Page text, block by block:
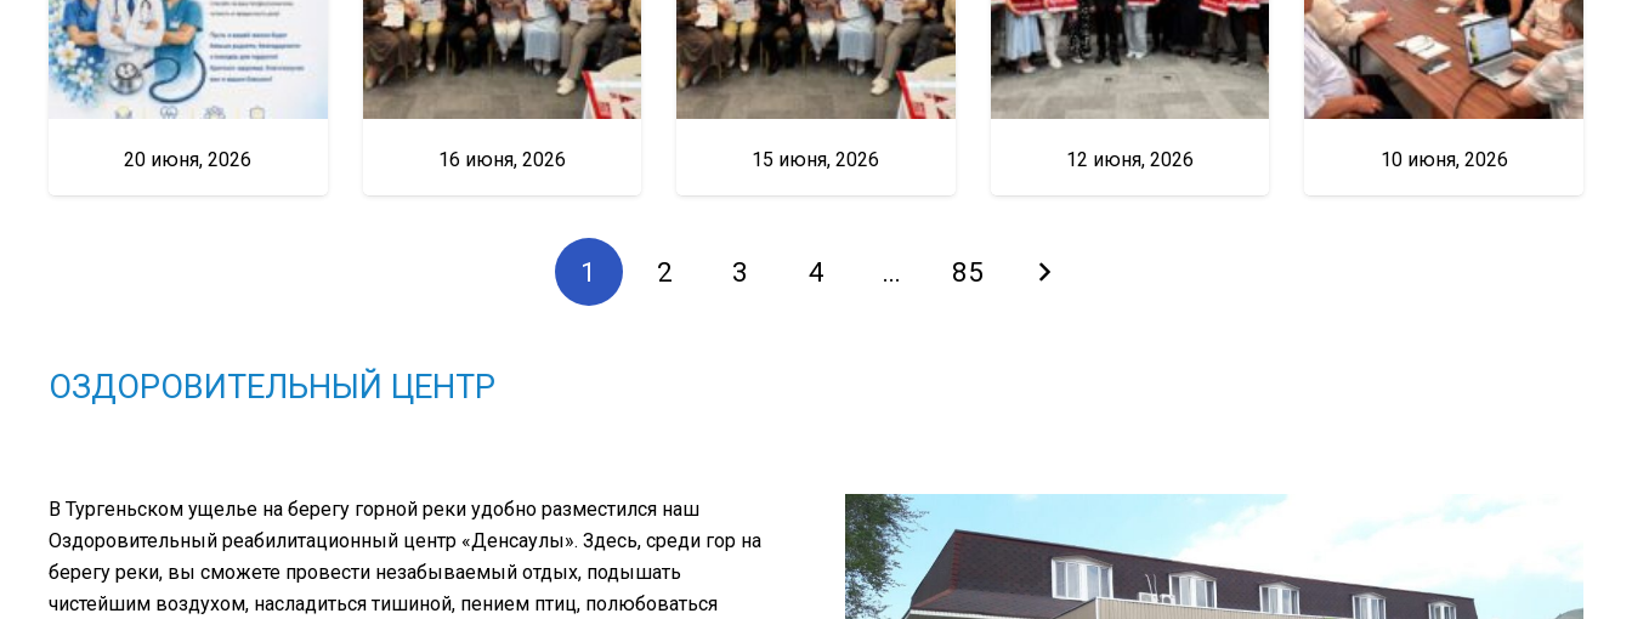
20 июня, 2026 16 июня, 2026 15 июня, 2026 12 июня, 2026 10 июня, 2026
1 2 3 4 … 85
ОЗДОРОВИТЕЛЬНЫЙ ЦЕНТР
В Тургеньском ущелье на берегу горной реки удобно разместился наш
Оздоровительный реабилитационный центр «Денсаулық». Здесь, среди гор на
берегу реки, вы сможете провести незабываемый отдых, подышать
чистейшим воздухом, насладиться тишиной, пением птиц, полюбоваться